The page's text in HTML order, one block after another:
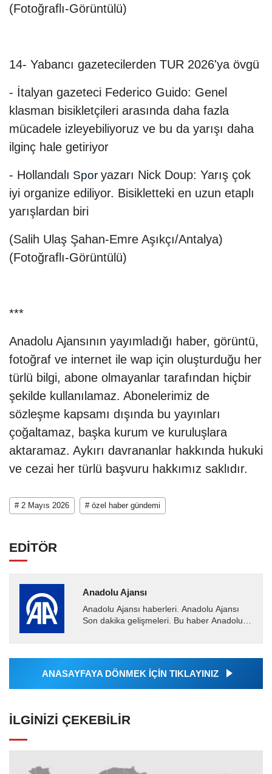
(Fotoğraflı-Görüntülü)
14- Yabancı gazetecilerden TUR 2026'ya övgü
- İtalyan gazeteci Federico Guido: Genel
klasman bisikletçileri arasında daha fazla
mücadele izleyebiliyoruz ve bu da yarışı daha
ilginç hale getiriyor
- Hollandalı Spor yazarı Nick Doup: Yarış çok
iyi organize ediliyor. Bisikletteki en uzun etaplı
yarışlardan biri
(Salih Ulaş Şahan-Emre Aşıkçı/Antalya)
(Fotoğraflı-Görüntülü)
***
Anadolu Ajansının yayımladığı haber, görüntü,
fotoğraf ve internet ile wap için oluşturduğu her
türlü bilgi, abone olmayanlar tarafından hiçbir
şekilde kullanılamaz. Abonelerimiz de
sözleşme kapsamı dışında bu yayınları
çoğaltamaz, başka kurum ve kuruluşlara
aktaramaz. Aykırı davrananlar hakkında hukuki
ve cezai her türlü başvuru hakkımız saklıdır.
# 2 Mayıs 2026 # özel haber gündemi
EDİTÖR
Anadolu Ajansı
Anadolu Ajansı haberleri. Anadolu Ajansı
Son dakika gelişmeleri. Bu haber Anadolu
Ajansı tarafından...
ANASAYFAYA DÖNMEK İÇİN TIKLAYINIZ
İLGINIZI ÇEKEBILIR